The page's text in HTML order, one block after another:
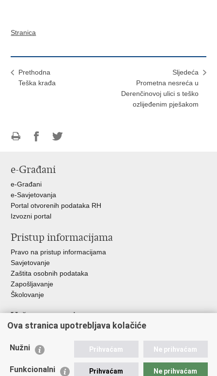
Stranica
Prethodna
Teška krađa
Sljedeća
Prometna nesreća u
Derenčinovoj ulici s teško
ozlijeđenim pješakom
FacebookuTwitteru
e-Građani
e-Građani
e-Savjetovanja
Portal otvorenih podataka RH
Izvozni portal
Pristup informacijama
Pravo na pristup informacijama
Savjetovanje
Zaštita osobnih podataka
Zapošljavanje
Školovanje
Važne poveznice
Ministarstvo unutarnjih poslova
Udruge
Policijska akademija
Ova stranica upotrebljava kolačiće
Nužni Prihvaćam Ne prihvaćam
Funkcionalni Prihvaćam Ne prihvaćam